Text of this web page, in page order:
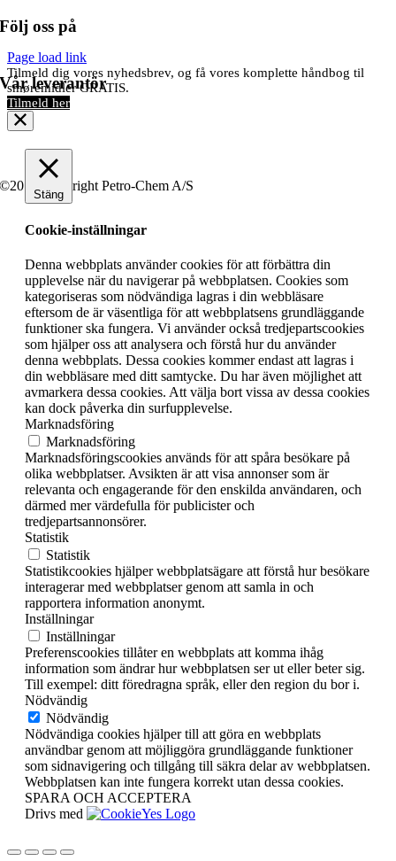
Följ oss på
Vår leverantör
©2019 Copyright Petro-Chem A/S
Page load link
Tilmeld dig vores nyhedsbrev, og få vores komplette håndbog til
smøremidler GRATIS.
Tilmeld her
Stäng
Cookie-inställningar
Denna webbplats använder cookies för att förbättra din
upplevelse när du navigerar på webbplatsen. Cookies som
kategoriseras som nödvändiga lagras i din webbläsare
eftersom de är väsentliga för att webbplatsens grundläggande
funktioner ska fungera. Vi använder också tredjepartscookies
som hjälper oss att analysera och förstå hur du använder
denna webbplats. Dessa cookies kommer endast att lagras i
din webbläsare med ditt samtycke. Du har även möjlighet att
avmarkera dessa cookies. Att välja bort vissa av dessa cookies
kan dock påverka din surfupplevelse.
Marknadsföring
Marknadsföring
Marknadsföringscookies används för att spåra besökare på
olika webbplatser. Avsikten är att visa annonser som är
relevanta och engagerande för den enskilda användaren, och
därmed mer värdefulla för publicister och
tredjepartsannonsörer.
Statistik
Statistik
Statistikcookies hjälper webbplatsägare att förstå hur besökare
interagerar med webbplatser genom att samla in och
rapportera information anonymt.
Inställningar
Inställningar
Preferenscookies tillåter en webbplats att komma ihåg
information som ändrar hur webbplatsen ser ut eller beter sig.
Till exempel: ditt föredragna språk, eller den region du bor i.
Nödvändig
Nödvändig
Nödvändiga cookies hjälper till att göra en webbplats
användbar genom att möjliggöra grundläggande funktioner
som sidnavigering och tillgång till säkra delar av webbplatsen.
Webbplatsen kan inte fungera korrekt utan dessa cookies.
SPARA OCH ACCEPTERA
Drivs med